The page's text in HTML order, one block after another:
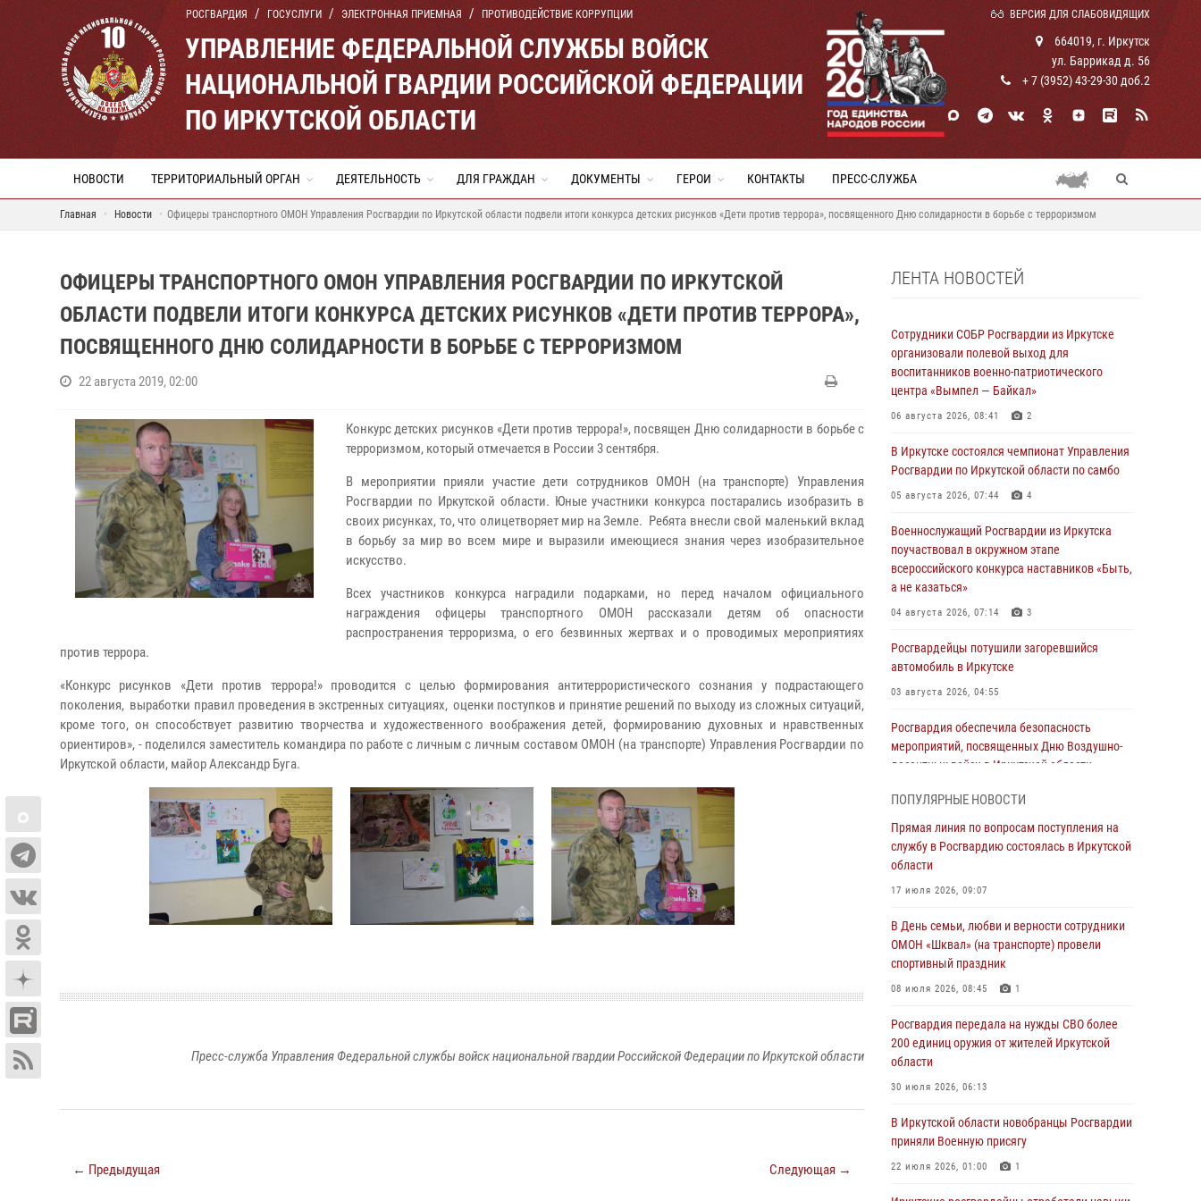
РОСГВАРДИЯ ГОСУСЛУГИ ЭЛЕКТРОННАЯ ПРИЕМНАЯ ПРОТИВОДЕЙСТВИЕ КОРРУПЦИИ ВЕРСИЯ ДЛЯ СЛАБОВИДЯЩИХ
УПРАВЛЕНИЕ ФЕДЕРАЛЬНОЙ СЛУЖБЫ ВОЙСК
НАЦИОНАЛЬНОЙ ГВАРДИИ РОССИЙСКОЙ ФЕДЕРАЦИИ
ПО ИРКУТСКОЙ ОБЛАСТИ
664019, г. Иркутск
ул. Баррикад д. 56
+ 7 (3952) 43-29-30 доб.2
НОВОСТИ ТЕРРИТОРИАЛЬНЫЙ ОРГАН ДЕЯТЕЛЬНОСТЬ ДЛЯ ГРАЖДАН ДОКУМЕНТЫ ГЕРОИ КОНТАКТЫ ПРЕСС-СЛУЖБА
Главная Новости Офицеры транспортного ОМОН Управления Росгвардии по Иркутской области подвели итоги конкурса детских рисунков «Дети против террора», посвященного Дню солидарности в борьбе с терроризмом
ОФИЦЕРЫ ТРАНСПОРТНОГО ОМОН УПРАВЛЕНИЯ РОСГВАРДИИ ПО ИРКУТСКОЙ
ОБЛАСТИ ПОДВЕЛИ ИТОГИ КОНКУРСА ДЕТСКИХ РИСУНКОВ «ДЕТИ ПРОТИВ ТЕРРОРА»,
ПОСВЯЩЕННОГО ДНЮ СОЛИДАРНОСТИ В БОРЬБЕ С ТЕРРОРИЗМОМ
22 августа 2019, 02:00
Конкурс детских рисунков «Дети против террора!», посвящен Дню солидарности в борьбе с
терроризмом, который отмечается в России 3 сентября.
В мероприятии прияли участие дети сотрудников ОМОН (на транспорте) Управления
Росгвардии по Иркутской области. Юныеучастники конкурса постарались изобразить в
своих рисунках, то, что олицетворяет мир на Земле. Ребята внесли свой маленький вклад
в борьбу за мир во всем мире и выразили имеющиеся знания через изобразительное
искусство.
Всех участников конкурса наградили подарками, но перед началом официального
награждения
офицеры транспортного ОМОН рассказали детям об опасности
распространения терроризма, о его безвинных жертвах и о проводимых мероприятиях
против террора.
«Конкурс рисунков «Дети против террора!» проводится с целью формирования антитеррористического сознания у подрастающего
поколения, выработки правил проведения в экстренных ситуациях, оценки поступков и принятие решений по выходу из сложных ситуаций,
кроме того, онспособствует развитию творчества и художественного воображения детей, формированию духовных и нравственных
ориентиров», - поделился заместитель командира по работе с личным с личным составом ОМОН (на транспорте) Управления Росгвардии по
Иркутской области, майор Александр Буга.
Пресс-служба Управления Федеральной службы войск национальной гвардии Российской Федерации по Иркутской области
← Предыдущая Следующая →
ЛЕНТА НОВОСТЕЙ
Сотрудники СОБР Росгвардии из Иркутске
организовали полевой выход для
воспитанников военно-патриотического
центра «Вымпел — Байкал»
06 августа 2026, 08:41 2
В Иркутске состоялся чемпионат Управления
Росгвардии по Иркутской области по самбо
05 августа 2026, 07:44 4
Военнослужащий Росгвардии из Иркутска
поучаствовал в окружном этапе
всероссийского конкурса наставников «Быть,
а не казаться»
04 августа 2026, 07:14 3
Росгвардейцы потушили загоревшийся
автомобиль в Иркутске
03 августа 2026, 04:55
Росгвардия обеспечила безопасность
мероприятий, посвященных Дню Воздушно-
десантных войск в Иркутской области
Росгвардейцы из Братска присоединились к
донорской акции «От сердца к сердцу»
(видео)
31 июля 2026, 04:37
Сотрудники Росгвардии нашли и вернули
родственникам пропавшую пожилую
женщину в Иркутске
30 июля 2026, 07:37
Росгвардия передала на нужды СВО более
200 единиц оружия от жителей Иркутской
области
30 июля 2026, 06:13
При силовой поддержке СОБР Росгвардии в
Иркутской области провели рейды по
соблюдению миграционного
ПОПУЛЯРНЫЕ НОВОСТИ
Прямая линия по вопросам поступления на
службу в Росгвардию состоялась в Иркутской
области
17 июля 2026, 09:07
В День семьи, любви и верности сотрудники
ОМОН «Шквал» (на транспорте) провели
спортивный праздник
08 июля 2026, 08:45 1
Росгвардия передала на нужды СВО более
200 единиц оружия от жителей Иркутской
области
30 июля 2026, 06:13
В Иркутской области новобранцы Росгвардии
приняли Военную присягу
22 июля 2026, 01:00 1